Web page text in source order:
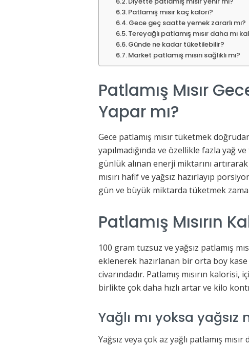
Patlamış mısır kaç kalori?
Gece geç saatte yemek zararlı mı?
Tereyağlı patlamış mısır daha mı
Günde ne kadar tüketilebilir?
Market patlamış mısırı sağlıklı mı?
Patlamış Mısır
Yapar mı?
Gece patlamış mısır tüketmek
yapılmadığında ve özellikle fazla yağ
günlük alınan enerji miktarını
mısırı hafif ve yağsız hazırlayıp
gün ve büyük miktarda tüketmek
Patlamış Mısırın
100 gram tuzsuz ve yağsız patlamış
eklenerek hazırlanan bir orta boy kase
civarındadır. Patlamış mısırın
birlikte çok daha hızlı artar ve kilo
Yağlı mı yoksa
Yağsız veya çok az yağlı patlamış